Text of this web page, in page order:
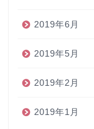
2019年6月
2019年5月
2019年2月
2019年1月